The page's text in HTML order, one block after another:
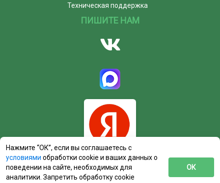
Техническая поддержка
ПИШИТЕ НАМ
Нажмите “ОК”, если вы соглашаетесь с
условиями обработки cookie и ваших данных о
поведении на сайте, необходимых для
аналитики. Запретить обработку cookie
ОК